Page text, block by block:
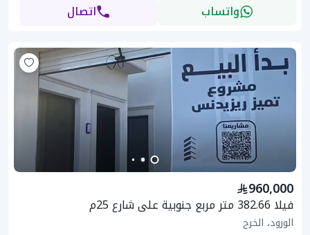
واتساب اتصال
960,000
فيلا 382.66 متر مربع جنوبية على شارع 25م
الورود، الخرج